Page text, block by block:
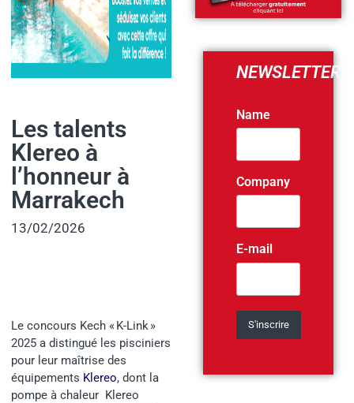
Les talents
Klereo à
l’honneur à
Marrakech
13/02/2026
Le concours Kech « K-Link »
2025 a distingué les pisciniers
pour leur maîtrise des
équipements Klereo, dont la
pompe à chaleur Klereo
NEWSLETTER
Name
Company
E-mail